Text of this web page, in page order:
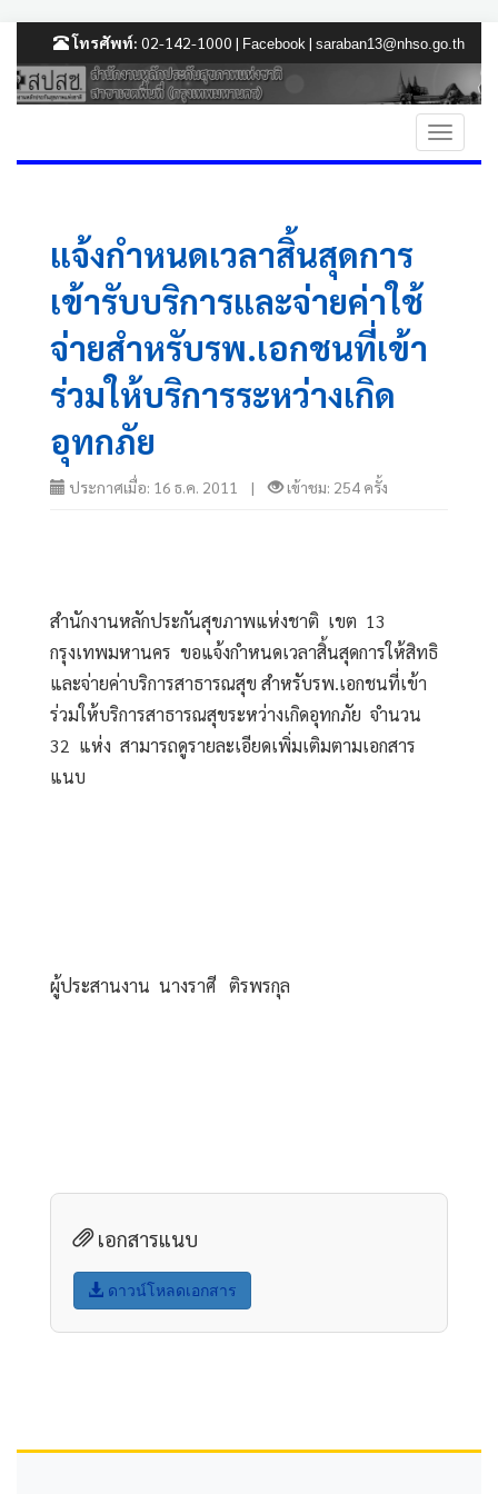
โทรศัพท์: 02-142-1000 | Facebook | saraban13@nhso.go.th
แจ้งกำหนดเวลาสิ้นสุดการ
เข้ารับบริการและจ่ายค่าใช้
จ่ายสำหรับรพ.เอกชนที่เข้า
ร่วมให้บริการระหว่างเกิด
อุทกภัย
ประกาศเมื่อ: 16 ธ.ค. 2011 | เข้าชม: 254 ครั้ง
สำนักงานหลักประกันสุขภาพแห่งชาติ  เขต  13
กรุงเทพมหานคร  ขอแจ้งกำหนดเวลาสิ้นสุดการให้สิทธิ
และจ่ายค่าบริการสาธารณสุข สำหรับรพ.เอกชนที่เข้า
ร่วมให้บริการสาธารณสุขระหว่างเกิดอุทกภัย  จำนวน
32  แห่ง  สามารถดูรายละเอียดเพิ่มเติมตามเอกสาร
แนบ
ผู้ประสานงาน  นางราศี   ติรพรกุล
เอกสารแนบ
ดาวน์โหลดเอกสาร